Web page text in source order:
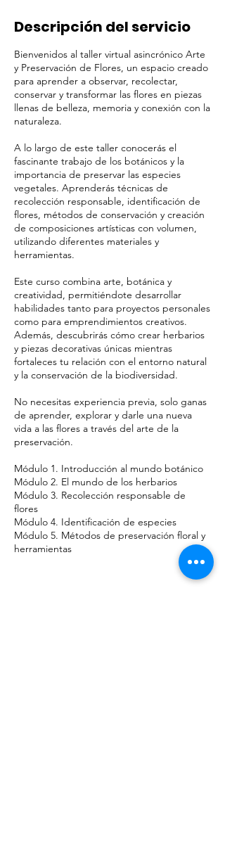
d
Descripción del servicio
Bienvenidos al taller virtual asincrónico Arte
y Preservación de Flores, un espacio creado
para aprender a observar, recolectar,
conservar y transformar las flores en piezas
llenas de belleza, memoria y conexión con la
naturaleza.
A lo largo de este taller conocerás el
fascinante trabajo de los botánicos y la
importancia de preservar las especies
vegetales. Aprenderás técnicas de
recolección responsable, identificación de
flores, métodos de conservación y creación
de composiciones artísticas con volumen,
utilizando diferentes materiales y
herramientas.
Este curso combina arte, botánica y
creatividad, permitiéndote desarrollar
habilidades tanto para proyectos personales
como para emprendimientos creativos.
Además, descubrirás cómo crear herbarios
y piezas decorativas únicas mientras
fortaleces tu relación con el entorno natural
y la conservación de la biodiversidad.
No necesitas experiencia previa, solo ganas
de aprender, explorar y darle una nueva
vida a las flores a través del arte de la
preservación.
Módulo 1. Introducción al mundo botánico
Módulo 2. El mundo de los herbarios
Módulo 3. Recolección responsable de
flores
Módulo 4. Identificación de especies
Módulo 5. Métodos de preservación floral y
herramientas